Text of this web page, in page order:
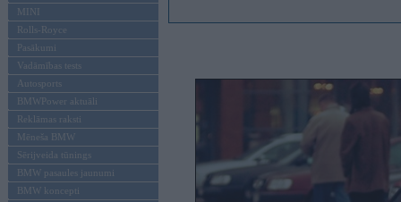
MINI
Rolls-Royce
Pasākumi
Vadāmības tests
Autosports
BMWPower aktuāli
Reklāmas raksti
Mēneša BMW
Sērijveida tūnings
BMW pasaules jaunumi
BMW koncepti